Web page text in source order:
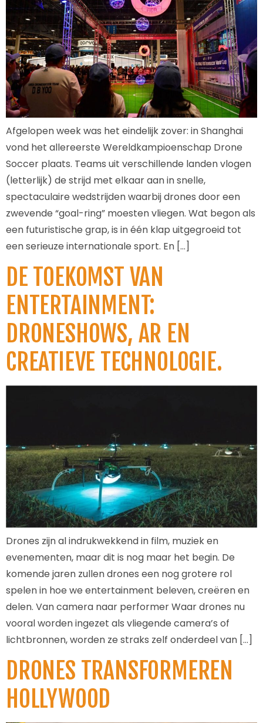
Afgelopen week was het eindelijk zover: in Shanghai
vond het allereerste Wereldkampioenschap Drone
Soccer plaats. Teams uit verschillende landen vlogen
(letterlijk) de strijd met elkaar aan in snelle,
spectaculaire wedstrijden waarbij drones door een
zwevende “goal-ring” moesten vliegen. Wat begon als
een futuristische grap, is in één klap uitgegroeid tot
een serieuze internationale sport. En […]
DE TOEKOMST VAN
ENTERTAINMENT:
DRONESHOWS, AR EN
CREATIEVE TECHNOLOGIE.
Drones zijn al indrukwekkend in film, muziek en
evenementen, maar dit is nog maar het begin. De
komende jaren zullen drones een nog grotere rol
spelen in hoe we entertainment beleven, creëren en
delen. Van camera naar performer Waar drones nu
vooral worden ingezet als vliegende camera’s of
lichtbronnen, worden ze straks zelf onderdeel van […]
DRONES TRANSFORMEREN
HOLLYWOOD